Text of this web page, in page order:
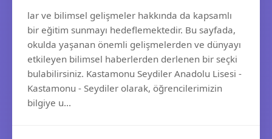
lar ve bilimsel gelişmeler hakkında da kapsamlı
bir eğitim sunmayı hedeflemektedir. Bu sayfada,
okulda yaşanan önemli gelişmelerden ve dünyayı
etkileyen bilimsel haberlerden derlenen bir seçki
bulabilirsiniz. Kastamonu Seydiler Anadolu Lisesi -
Kastamonu - Seydiler olarak, öğrencilerimizin
bilgiye u...